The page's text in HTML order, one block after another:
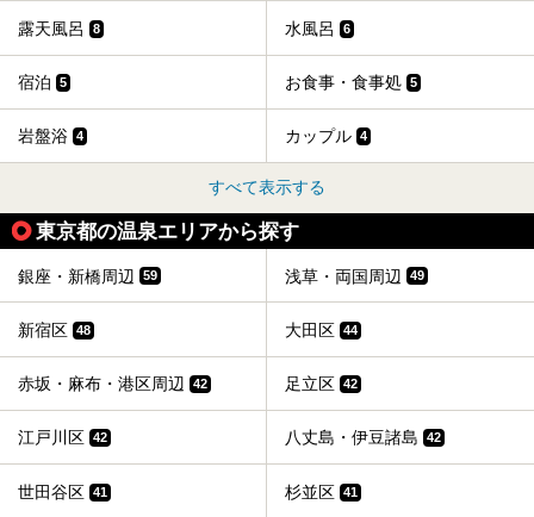
露天風呂 8 水風呂 6
宿泊 5 お食事・食事処 5
岩盤浴 4 カップル 4
すべて表示する
東京都の温泉エリアから探す
銀座・新橋周辺 59 浅草・両国周辺 49
新宿区 48 大田区 44
赤坂・麻布・港区周辺 42 足立区 42
江戸川区 42 八丈島・伊豆諸島 42
世田谷区 41 杉並区 41